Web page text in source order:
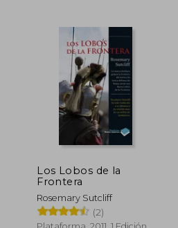
Los Lobos de la
Frontera
Rosemary Sutcliff
(2)